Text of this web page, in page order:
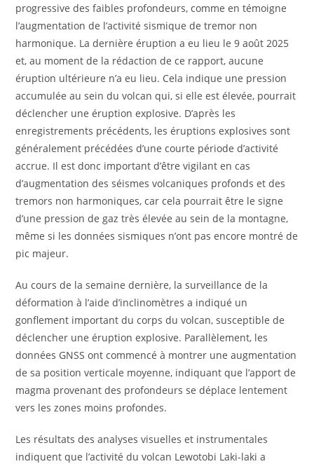
progressive des faibles profondeurs, comme en témoigne
l’augmentation de l’activité sismique de tremor non
harmonique. La dernière éruption a eu lieu le 9 août 2025
et, au moment de la rédaction de ce rapport, aucune
éruption ultérieure n’a eu lieu. Cela indique une pression
accumulée au sein du volcan qui, si elle est élevée, pourrait
déclencher une éruption explosive. D’après les
enregistrements précédents, les éruptions explosives sont
généralement précédées d’une courte période d’activité
accrue. Il est donc important d’être vigilant en cas
d’augmentation des séismes volcaniques profonds et des
tremors non harmoniques, car cela pourrait être le signe
d’une pression de gaz très élevée au sein de la montagne,
même si les données sismiques n’ont pas encore montré de
pic majeur.
Au cours de la semaine dernière, la surveillance de la
déformation à l’aide d’inclinomètres a indiqué un
gonflement important du corps du volcan, susceptible de
déclencher une éruption explosive. Parallèlement, les
données GNSS ont commencé à montrer une augmentation
de sa position verticale moyenne, indiquant que l’apport de
magma provenant des profondeurs se déplace lentement
vers les zones moins profondes.
Les résultats des analyses visuelles et instrumentales
indiquent que l’activité du volcan Lewotobi Laki-laki a